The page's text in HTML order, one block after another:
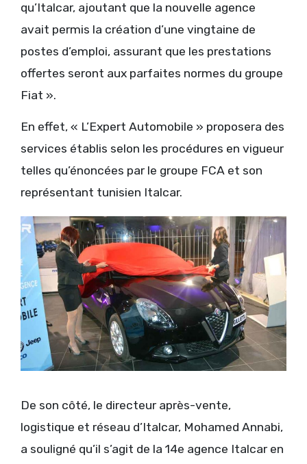
qu’Italcar, ajoutant que la nouvelle agence
avait permis la création d’une vingtaine de
postes d’emploi, assurant que les prestations
offertes seront aux parfaites normes du groupe
Fiat ».
En effet, « L’Expert Automobile » proposera des
services établis selon les procédures en vigueur
telles qu’énoncées par le groupe FCA et son
représentant tunisien Italcar.
De son côté, le directeur après-vente,
logistique et réseau d’Italcar, Mohamed Annabi,
a souligné qu’il s’agit de la 14e agence Italcar en